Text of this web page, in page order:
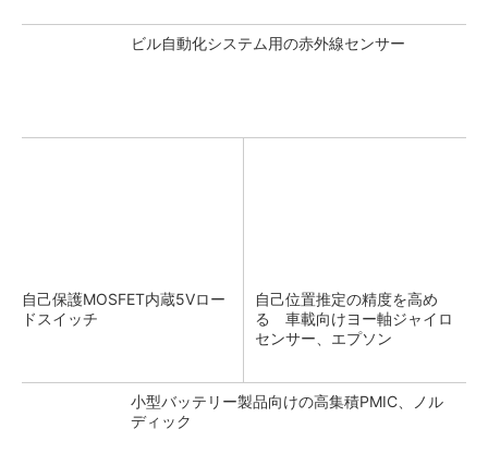
ビル自動化システム用の赤外線センサー
自己保護MOSFET内蔵5Vロー
ドスイッチ
自己位置推定の精度を高め
る 車載向けヨー軸ジャイロ
センサー、エプソン
小型バッテリー製品向けの高集積PMIC、ノル
ディック